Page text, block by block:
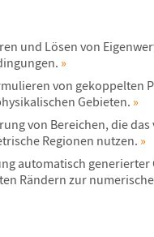
und Lösen von
»
von gekoppelten
Gebieten. »
von Bereichen, die das
Regionen nutzen. »
automatisch
Rändern zur